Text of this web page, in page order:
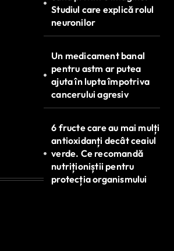
Studiul care explică rolul
neuronilor
Un medicament banal
pentru astm ar putea
ajuta în lupta împotriva
cancerului agresiv
6 fructe care au mai mulți
antioxidanți decât ceaiul
verde. Ce recomandă
nutriționiștii pentru
protecția organismului